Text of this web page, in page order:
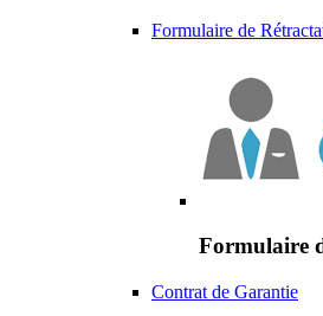
Formulaire de
Formulaire
Contrat de Garantie